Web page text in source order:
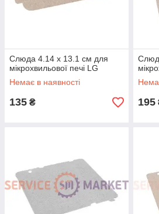
Слюда 4.14 x 13.1 см для
мікрохвильової печі LG
Немає в наявності
135 ₴ 195